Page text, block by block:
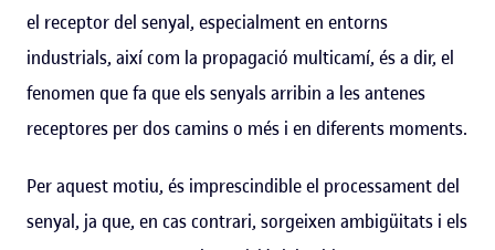
el receptor del senyal, especialment en entorns
industrials, així com la propagació multicamí, és a dir, el
fenomen que fa que els senyals arribin a les antenes
receptores per dos camins o més i en diferents moments.
Per aquest motiu, és imprescindible el processament del
senyal, ja que, en cas contrari, sorgeixen ambigüitats i els